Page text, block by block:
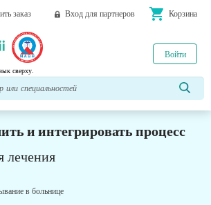
заказ Вход для партнеров shopping_cart Корзина
сверху.
Войти
и интегрировать процесс
лечения
в больнице